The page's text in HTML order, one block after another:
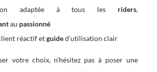
adaptée à tous les riders,
au passionné
réactif etguided’utilisation clair
votre choix, n’hésitez pas à poser une